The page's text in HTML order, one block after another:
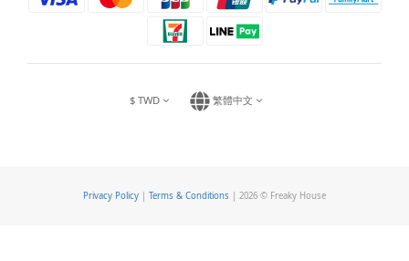
$ TWD 繁體中文
Privacy Policy | Terms & Conditions | 2026 © Freaky House